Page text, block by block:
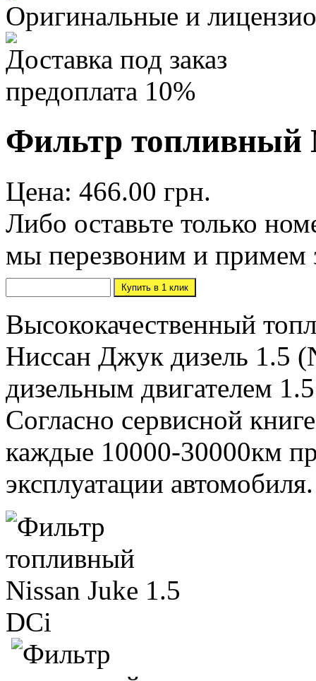
Оригинальные и
Доставка под заказ
предоплата 10%
Фильтр топливный
Цена: 466.00 грн.
Либо оставьте только
мы перезвоним и примем
Высококачественный
Ниссан Джук дизель 1.5
дизельным двигателем
Согласно сервисной
каждые 10000-30000км
эксплуатации автомобиля.